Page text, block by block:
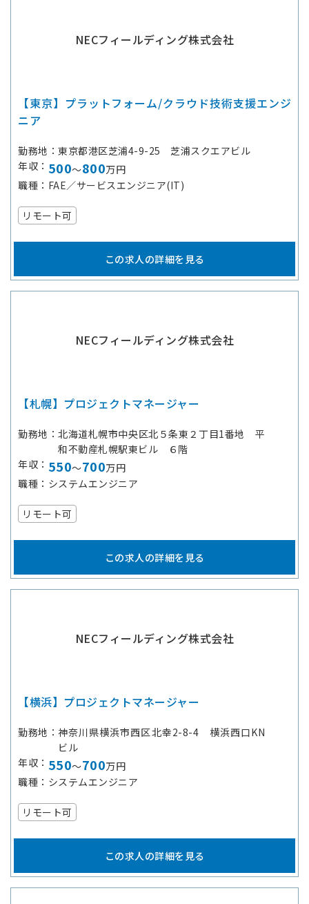
NECフィールディング株式会社
【東京】プラットフォーム/クラウド技術支援エンジ
ニア
勤務地
東京都港区芝浦4-9-25 芝浦スクエアビル
年収
500～800万円
職種
FAE／サービスエンジニア(IT)
リモート可
この求人の詳細を見る
NECフィールディング株式会社
【札幌】プロジェクトマネージャー
勤務地
北海道札幌市中央区北５条東２丁目1番地 平
和不動産札幌駅東ビル ６階
年収
550～700万円
職種
システムエンジニア
リモート可
この求人の詳細を見る
NECフィールディング株式会社
【横浜】プロジェクトマネージャー
勤務地
神奈川県横浜市西区北幸2-8-4 横浜西口KN
ビル
年収
550～700万円
職種
システムエンジニア
リモート可
この求人の詳細を見る